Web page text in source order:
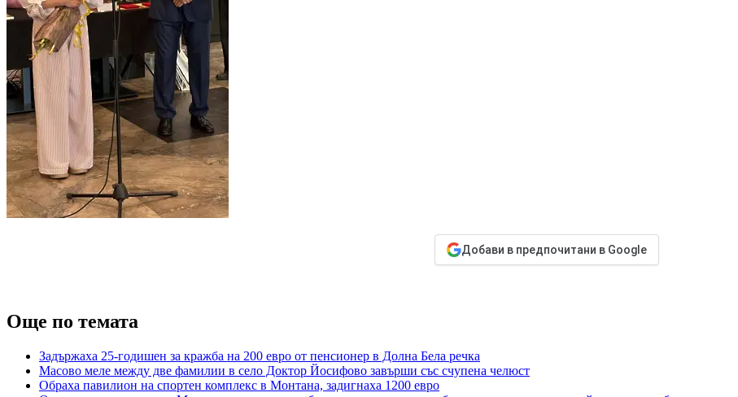
Добави в предпочитани в Google
Още по темата
Задържаха 25-годишен за кражба на 200 евро от пенсионер в Долна Бела речка
Масово меле между две фамилии в село Доктор Йосифово завърши със счупена челюст
Обраха павилион на спортен комплекс в Монтана, задигнаха 1200 евро